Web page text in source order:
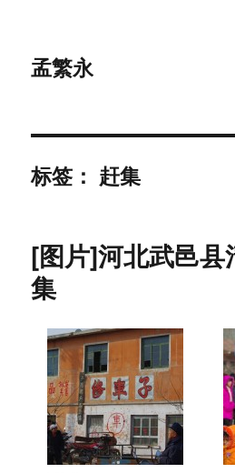
孟繁永
标签： 赶集
[图片]河北武邑县
集